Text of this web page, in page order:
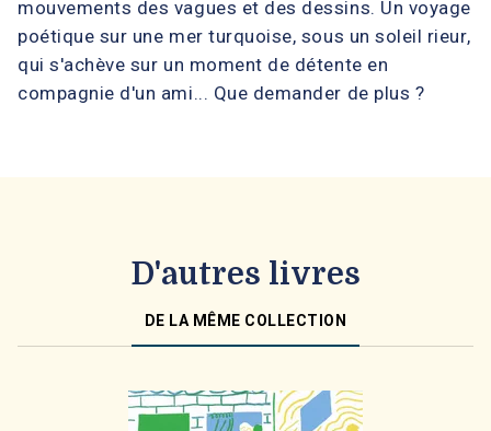
mouvements des vagues et des dessins. Un voyage
poétique sur une mer turquoise, sous un soleil rieur,
qui s'achève sur un moment de détente en
compagnie d'un ami... Que demander de plus ?
D'autres livres
DE LA MÊME COLLECTION